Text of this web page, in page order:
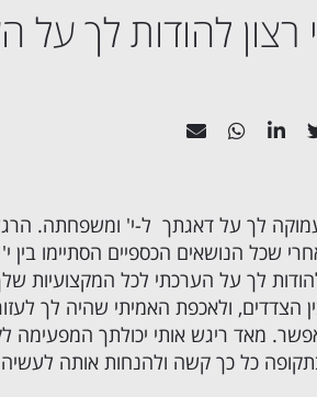
להודות לך על
לך על דאגתך ל-י' ומשפחתה.
שכל הנושאים הכספיים הסתיימו בין
לך על הערכתי לכל המקצועיות
הצדדים, ולאכפת האמיתי שהיה לך
מאד ריגש אותי יכולתך המפעימה
כל כך קשה ולהנחות אותה לעשיה